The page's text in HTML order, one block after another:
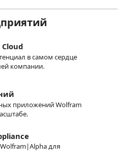
в самом сердце
компании.
приложений Wolfram
для